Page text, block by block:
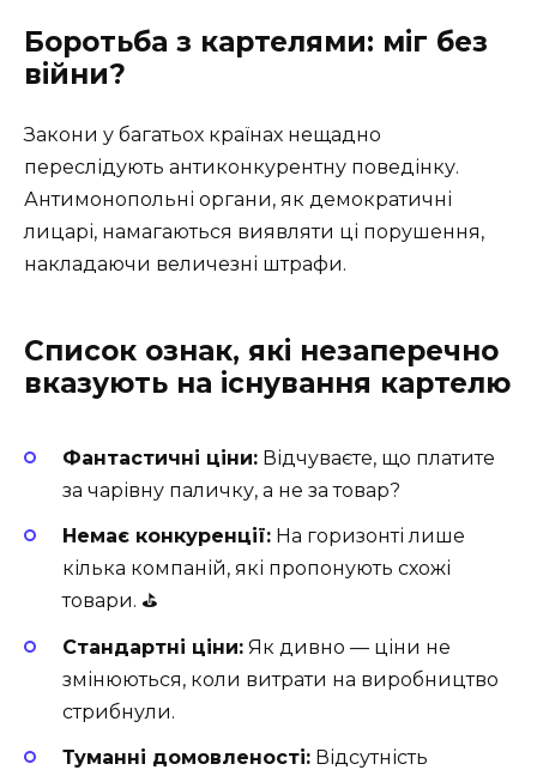
Боротьба з картелями: міг без
війни?
Закони у багатьох країнах нещадно
переслідують антиконкурентну поведінку.
Антимонопольні органи, як демократичні
лицарі, намагаються виявляти ці порушення,
накладаючи величезні штрафи.
Список ознак, які незаперечно
вказують на існування картелю
Фантастичні ціни: Відчуваєте, що платите
за чарівну паличку, а не за товар?
Немає конкуренції: На горизонті лише
кілька компаній, які пропонують схожі
товари. ⛳️
Стандартні ціни: Як дивно — ціни не
змінюються, коли витрати на виробництво
стрибнули.
Туманні домовленості: Відсутність